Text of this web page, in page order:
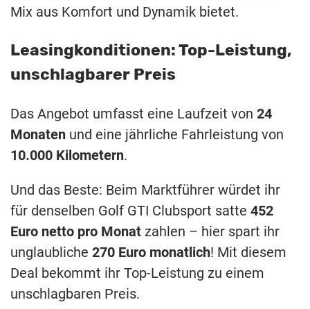
Mix aus Komfort und Dynamik bietet.
Leasingkonditionen: Top-Leistung,
unschlagbarer Preis
Das Angebot umfasst eine Laufzeit von 24
Monaten und eine jährliche Fahrleistung von
10.000 Kilometern.
Und das Beste: Beim Marktführer würdet ihr
für denselben Golf GTI Clubsport satte 452
Euro netto pro Monat zahlen – hier spart ihr
unglaubliche 270 Euro monatlich! Mit diesem
Deal bekommt ihr Top-Leistung zu einem
unschlagbaren Preis.